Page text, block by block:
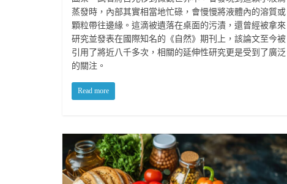
蒸發時，內部其實相當地忙碌，會慢慢將液體內的溶質或
顆粒帶往邊緣。這滴被遺落在桌面的污漬，還曾經被拿來
研究並發表在國際知名的《自然》期刊上，該論文至今被
引用了將近八千多次，相關的延伸性研究更是受到了廣泛
的關注。
Read more